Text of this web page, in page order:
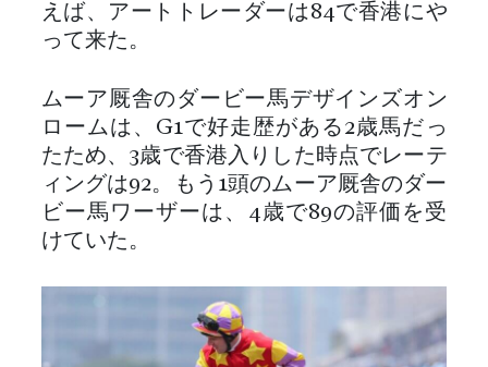
えば、アートトレーダーは84で香港にや
って来た。
ムーア厩舎のダービー馬デザインズオン
ロームは、G1で好走歴がある2歳馬だっ
たため、3歳で香港入りした時点でレーテ
ィングは92。もう1頭のムーア厩舎のダー
ビー馬ワーザーは、4歳で89の評価を受
けていた。